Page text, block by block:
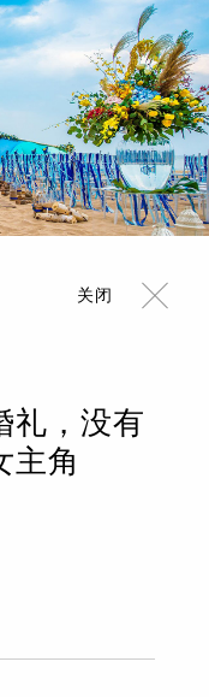
关闭
礼，没有
主角